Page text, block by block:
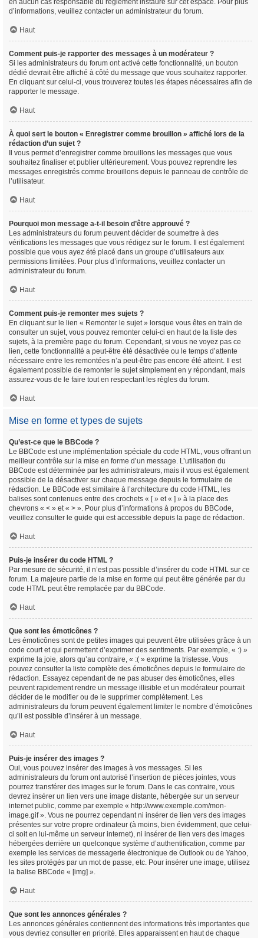
en aucun cas responsable du règlement instauré sur cet espace. Pour plus
d’informations, veuillez contacter un administrateur du forum.
Haut
Comment puis-je rapporter des messages à un modérateur ?
Si les administrateurs du forum ont activé cette fonctionnalité, un bouton
dédié devrait être affiché à côté du message que vous souhaitez rapporter.
En cliquant sur celui-ci, vous trouverez toutes les étapes nécessaires afin de
rapporter le message.
Haut
À quoi sert le bouton « Enregistrer comme brouillon » affiché lors de la
rédaction d’un sujet ?
Il vous permet d’enregistrer comme brouillons les messages que vous
souhaitez finaliser et publier ultérieurement. Vous pouvez reprendre les
messages enregistrés comme brouillons depuis le panneau de contrôle de
l’utilisateur.
Haut
Pourquoi mon message a-t-il besoin d’être approuvé ?
Les administrateurs du forum peuvent décider de soumettre à des
vérifications les messages que vous rédigez sur le forum. Il est également
possible que vous ayez été placé dans un groupe d’utilisateurs aux
permissions limitées. Pour plus d’informations, veuillez contacter un
administrateur du forum.
Haut
Comment puis-je remonter mes sujets ?
En cliquant sur le lien « Remonter le sujet » lorsque vous êtes en train de
consulter un sujet, vous pouvez remonter celui-ci en haut de la liste des
sujets, à la première page du forum. Cependant, si vous ne voyez pas ce
lien, cette fonctionnalité a peut-être été désactivée ou le temps d’attente
nécessaire entre les remontées n’a peut-être pas encore été atteint. Il est
également possible de remonter le sujet simplement en y répondant, mais
assurez-vous de le faire tout en respectant les règles du forum.
Haut
Mise en forme et types de sujets
Qu’est-ce que le BBCode ?
Le BBCode est une implémentation spéciale du code HTML, vous offrant un
meilleur contrôle sur la mise en forme d’un message. L’utilisation du
BBCode est déterminée par les administrateurs, mais il vous est également
possible de la désactiver sur chaque message depuis le formulaire de
rédaction. Le BBCode est similaire à l’architecture du code HTML, les
balises sont contenues entre des crochets « [ » et « ] » à la place des
chevrons « < » et « > ». Pour plus d’informations à propos du BBCode,
veuillez consulter le guide qui est accessible depuis la page de rédaction.
Haut
Puis-je insérer du code HTML ?
Par mesure de sécurité, il n’est pas possible d’insérer du code HTML sur ce
forum. La majeure partie de la mise en forme qui peut être générée par du
code HTML peut être remplacée par du BBCode.
Haut
Que sont les émoticônes ?
Les émoticônes sont de petites images qui peuvent être utilisées grâce à un
code court et qui permettent d’exprimer des sentiments. Par exemple, « :) »
exprime la joie, alors qu’au contraire, « :( » exprime la tristesse. Vous
pouvez consulter la liste complète des émoticônes depuis le formulaire de
rédaction. Essayez cependant de ne pas abuser des émoticônes, elles
peuvent rapidement rendre un message illisible et un modérateur pourrait
décider de le modifier ou de le supprimer complètement. Les
administrateurs du forum peuvent également limiter le nombre d’émoticônes
qu’il est possible d’insérer à un message.
Haut
Puis-je insérer des images ?
Oui, vous pouvez insérer des images à vos messages. Si les
administrateurs du forum ont autorisé l’insertion de pièces jointes, vous
pourrez transférer des images sur le forum. Dans le cas contraire, vous
devrez insérer un lien vers une image distante, hébergée sur un serveur
internet public, comme par exemple « http://www.exemple.com/mon-
image.gif ». Vous ne pourrez cependant ni insérer de lien vers des images
présentes sur votre propre ordinateur (à moins, bien évidemment, que celui-
ci soit en lui-même un serveur internet), ni insérer de lien vers des images
hébergées derrière un quelconque système d’authentification, comme par
exemple les services de messagerie électronique de Outlook ou de Yahoo,
les sites protégés par un mot de passe, etc. Pour insérer une image, utilisez
la balise BBCode « [img] ».
Haut
Que sont les annonces générales ?
Les annonces générales contiennent des informations très importantes que
vous devriez consulter en priorité. Elles apparaissent en haut de chaque